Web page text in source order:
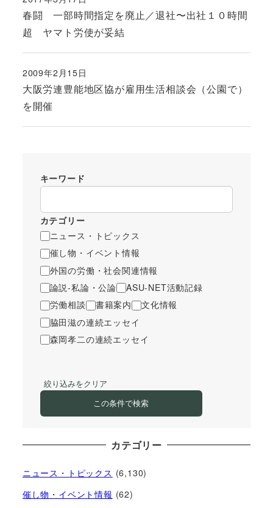
春闘 一部時間指定を廃止／退社〜出社１０時間
超 ヤマト労使が妥結
投稿日
大阪労連豊能地区協が雇用生活相談会（公園で）
を開催
投稿日
2009年2月15日
キーワード
カテゴリー
ニュース・トピックス
催し物・イベント情報
外国の労働・社会関連情報
論説-私論・公論
ASU-NET活動記録
労働相談
書籍案内
文化情報
脇田滋の連続エッセイ
森岡孝二の連続エッセイ
絞り込みをクリア
この条件で検索
カテゴリー
ニュース・トピックス (6,130)
催し物・イベント情報 (62)